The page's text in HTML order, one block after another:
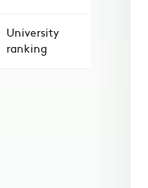
University
ranking